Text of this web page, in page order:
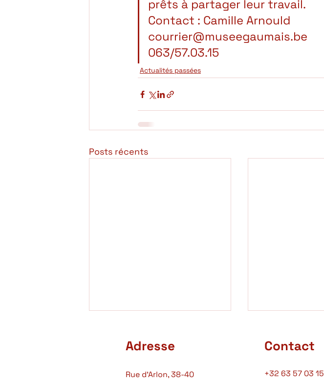
prêts à partager leur travail.
Contact : Camille Arnould
courrier@museegaumais.be
063/57.03.15
Actualités passées
Posts récents
Adresse Contact
Rue d'Arlon, 38-40 +32 63 57 03 15